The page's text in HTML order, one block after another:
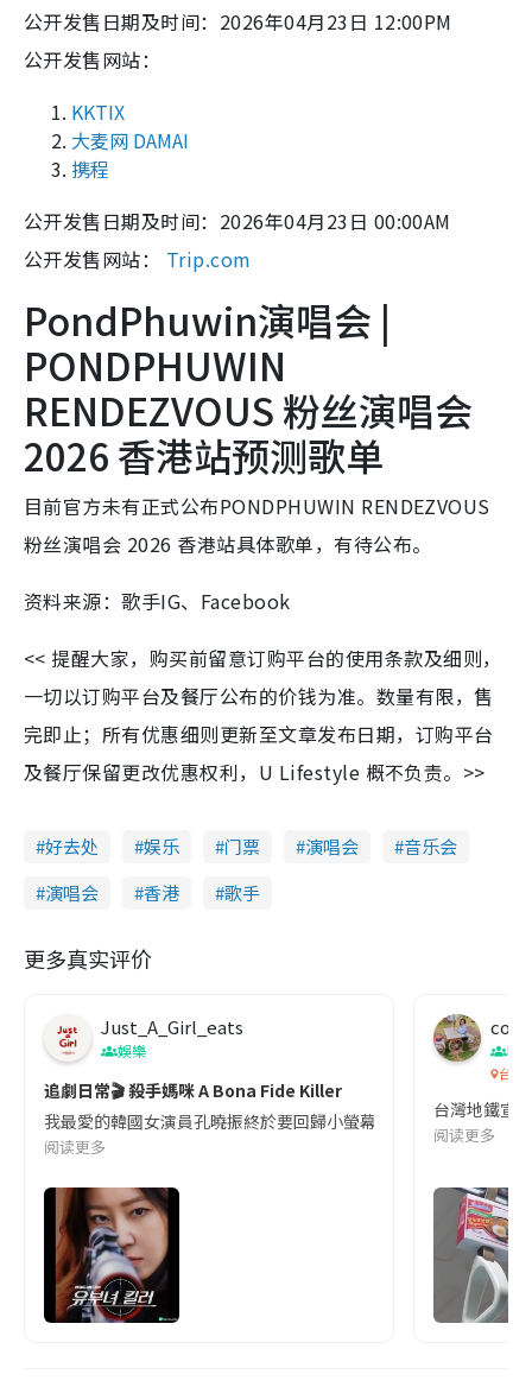
公开发售日期及时间：2026年04月23日 12:00PM
公开发售网站：
KKTIX
大麦网 DAMAI
携程
公开发售日期及时间：2026年04月23日 00:00AM
公开发售网站： Trip.com
PondPhuwin演唱会 |
PONDPHUWIN
RENDEZVOUS 粉丝演唱会
2026 香港站预测歌单
目前官方未有正式公布PONDPHUWIN RENDEZVOUS
粉丝演唱会 2026 香港站具体歌单，有待公布。
资料来源：歌手IG、Facebook
<< 提醒大家，购买前留意订购平台的使用条款及细则，
一切以订购平台及餐厅公布的价钱为准。数量有限，售
完即止；所有优惠细则更新至文章发布日期，订购平台
及餐厅保留更改优惠权利，U Lifestyle 概不负责。>>
好去处 娱乐 门票 演唱会
音乐会
演唱会
香港 歌手
更多真实评价
Just_A_Girl_eats
娛樂
追劇日常🎬 殺手媽咪 A Bona Fide Killer
我最愛的韓國女演員孔曉振終於要回歸小螢幕啦!這次的劇本改編
阅读更多
co
吹
台灣
台灣地鐵宣
阅读更多